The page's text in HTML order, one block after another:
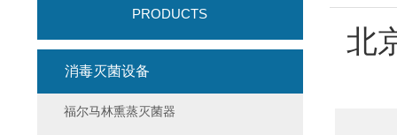
北
PRODUCTS
消毒灭菌设备
福尔马林熏蒸灭菌器